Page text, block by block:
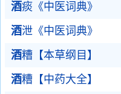
酒痰《中医词典》
酒泄《中医词典》
酒糟【本草纲目】
酒糟【中药大全】